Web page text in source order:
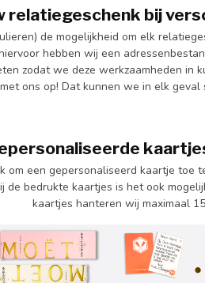
relatiegeschenk bij
de mogelijkheid om elk
hebben wij een
zodat we deze werkzaamheden in
ons op! Dat kunnen we in elk
om een gepersonaliseerd kaartje toe
de bedrukte kaartjes is het ook
kaartjes hanteren wij maximaal